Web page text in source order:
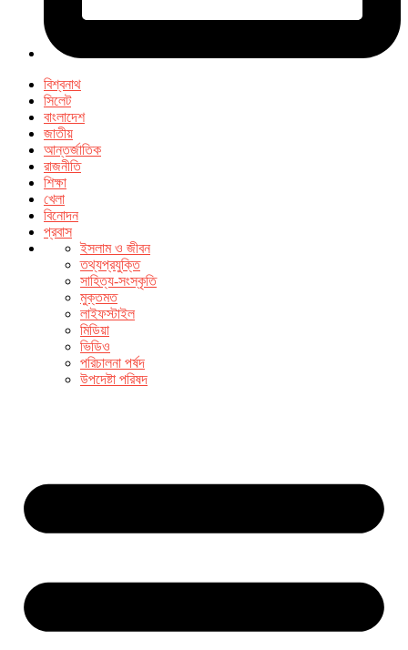
বিশ্বনাথ
সিলেট
বাংলাদেশ
জাতীয়
আন্তর্জাতিক
রাজনীতি
শিক্ষা
খেলা
বিনোদন
প্রবাস
ইসলাম ও জীবন
তথ্যপ্রযুক্তি
সাহিত্য-সংস্কৃতি
মুক্তমত
লাইফস্টাইল
মিডিয়া
ভিডিও
পরিচালনা পর্ষদ
উপদেষ্টা পরিষদ